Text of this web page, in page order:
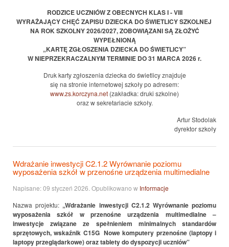
RODZICE UCZNIÓW Z OBECNYCH KLAS I - VIII
WYRAŻAJĄCY CHĘĆ ZAPISU DZIECKA DO ŚWIETLICY SZKOLNEJ
NA ROK SZKOLNY 2026/2027, ZOBOWIĄZANI SĄ ZŁOŻYĆ
WYPEŁNIONĄ
„KARTĘ ZGŁOSZENIA DZIECKA DO ŚWIETLICY”
W NIEPRZEKRACZALNYM TERMINIE DO 31 MARCA 2026 r.
Druk karty zgłoszenia dziecka do świetlicy znajduje
się na stronie internetowej szkoły po adresem:
www.zs.korczyna.net (zakładka: druki szkolne)
oraz w sekretariacie szkoły.
Artur Stodolak
dyrektor szkoły
Wdrażanie inwestycji C2.1.2 Wyrównanie poziomu
wyposażenia szkół w przenośne urządzenia multimedialne
Napisane:09 styczeń 2026 . Opublikowano w Informacje
Nazwa projektu: „Wdrażanie inwestycji C2.1.2 Wyrównanie poziomu
wyposażenia szkół w przenośne urządzenia multimedialne –
inwestycje związane ze spełnieniem minimalnych standardów
sprzętowych, wskaźnik C15G Nowe komputery przenośne (laptopy i
laptopy przeglądarkowe) oraz tablety do dyspozycji uczniów”